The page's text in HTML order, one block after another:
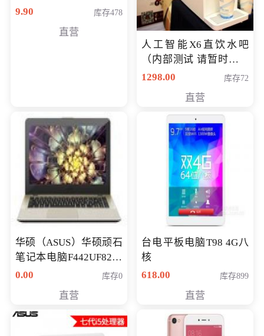
9.90 库存478
直营
人工智能X6直饮水吧
（内部测试 请暂时不要
购买）
1298.00 库存72
直营
华硕（ASUS）华硕顽石
笔记本电脑F442UF8250
八代独显轻薄办公商务
0.00 库存0
直营
台电平板电脑T98 4G八
核
618.00
库存899
直营